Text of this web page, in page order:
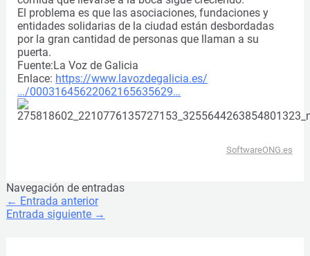
El problema es que las asociaciones, fundaciones y
entidades solidarias de la ciudad están desbordadas
por la gran cantidad de personas que llaman a su
puerta.
Fuente:La Voz de Galicia
Enlace: https://www.lavozdegalicia.es/
…/00031645622062165635629…
SoftwareONG.es
Navegación de entradas
← Entrada anterior
Entrada siguiente →